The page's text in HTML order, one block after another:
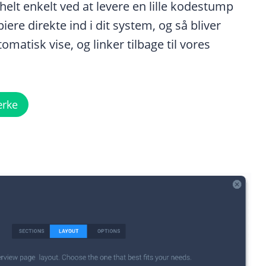
enkelt ved at levere en lille kodestump
direkte ind i dit system, og så bliver
vise, og linker tilbage til vores